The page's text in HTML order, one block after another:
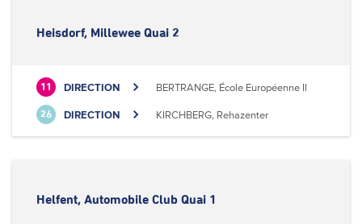
Heisdorf, Millewee Quai 2
11 DIRECTION BERTRANGE, École Européenne II
26 DIRECTION KIRCHBERG, Rehazenter
Helfent, Automobile Club Quai 1